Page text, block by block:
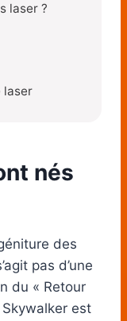
laser ?
laser
nés
des
pas d’une
du « Retour
est